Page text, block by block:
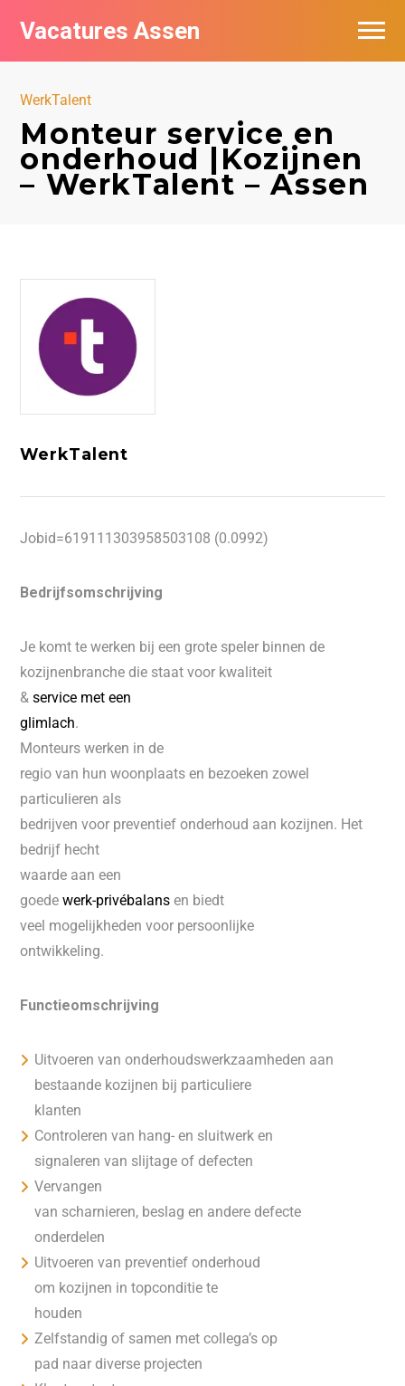
Vacatures Assen
WerkTalent
Monteur service en
onderhoud |Kozijnen
– WerkTalent – Assen
WerkTalent
Jobid=619111303958503108 (0.0992)
Bedrijfsomschrijving
Je komt te werken bij een grote speler binnen de
kozijnenbranche die staat voor kwaliteit
& service met een
glimlach.
Monteurs werken in de
regio van hun woonplaats en bezoeken zowel
particulieren als
bedrijven voor preventief onderhoud aan kozijnen. Het
bedrijf hecht
waarde aan een
goede werk-privébalans en biedt
veel mogelijkheden voor persoonlijke
ontwikkeling.
Functieomschrijving
Uitvoeren van onderhoudswerkzaamheden aan
bestaande kozijnen bij particuliere
klanten
Controleren van hang- en sluitwerk en
signaleren van slijtage of defecten
Vervangen
van scharnieren, beslag en andere defecte
onderdelen
Uitvoeren van preventief onderhoud
om kozijnen in topconditie te
houden
Zelfstandig of samen met collega’s op
pad naar diverse projecten
Vacatures per bedrijf
Nieuwsbrief feed